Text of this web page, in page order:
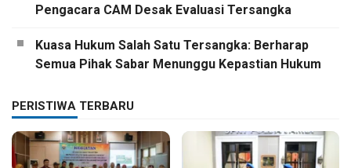
Pengacara CAM Desak Evaluasi Tersangka
Kuasa Hukum Salah Satu Tersangka: Berharap
Semua Pihak Sabar Menunggu Kepastian Hukum
PERISTIWA TERBARU